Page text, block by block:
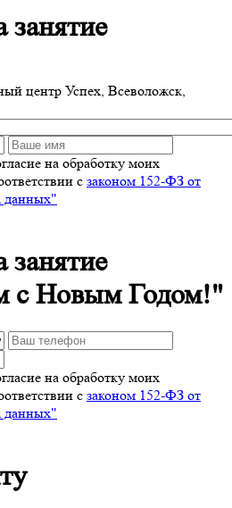
занятие
центр Успех, Всеволожск,
на обработку моих
с законом 152-ФЗ от
данных"
занятие
с Новым Годом!"
на обработку моих
с законом 152-ФЗ от
данных"